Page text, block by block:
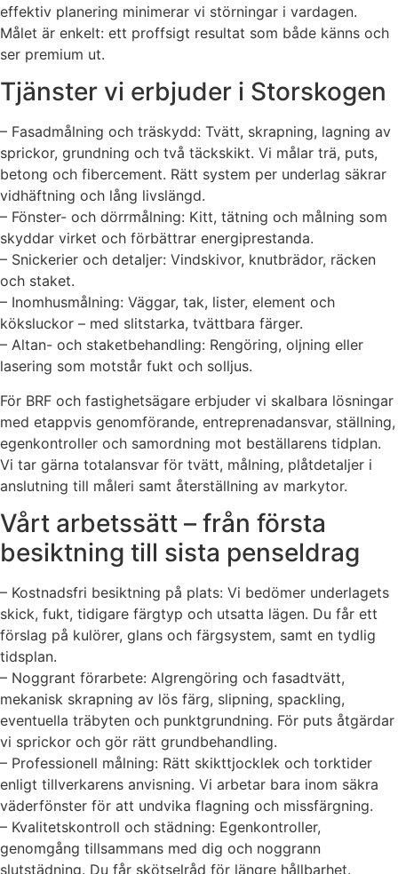
effektiv planering minimerar vi störningar i vardagen.
Målet är enkelt: ett proffsigt resultat som både känns och
ser premium ut.
Tjänster vi erbjuder i Storskogen
– Fasadmålning och träskydd: Tvätt, skrapning, lagning av
sprickor, grundning och två täckskikt. Vi målar trä, puts,
betong och fibercement. Rätt system per underlag säkrar
vidhäftning och lång livslängd.
– Fönster- och dörrmålning: Kitt, tätning och målning som
skyddar virket och förbättrar energiprestanda.
– Snickerier och detaljer: Vindskivor, knutbrädor, räcken
och staket.
– Inomhusmålning: Väggar, tak, lister, element och
köksluckor – med slitstarka, tvättbara färger.
– Altan- och staketbehandling: Rengöring, oljning eller
lasering som motstår fukt och solljus.
För BRF och fastighetsägare erbjuder vi skalbara lösningar
med etappvis genomförande, entreprenadansvar, ställning,
egenkontroller och samordning mot beställarens tidplan.
Vi tar gärna totalansvar för tvätt, målning, plåtdetaljer i
anslutning till måleri samt återställning av markytor.
Vårt arbetssätt – från första
besiktning till sista penseldrag
– Kostnadsfri besiktning på plats: Vi bedömer underlagets
skick, fukt, tidigare färgtyp och utsatta lägen. Du får ett
förslag på kulörer, glans och färgsystem, samt en tydlig
tidsplan.
– Noggrant förarbete: Algrengöring och fasadtvätt,
mekanisk skrapning av lös färg, slipning, spackling,
eventuella träbyten och punktgrundning. För puts åtgärdar
vi sprickor och gör rätt grundbehandling.
– Professionell målning: Rätt skikttjocklek och torktider
enligt tillverkarens anvisning. Vi arbetar bara inom säkra
väderfönster för att undvika flagning och missfärgning.
– Kvalitetskontroll och städning: Egenkontroller,
genomgång tillsammans med dig och noggrann
slutstädning. Du får skötselråd för längre hållbarhet.